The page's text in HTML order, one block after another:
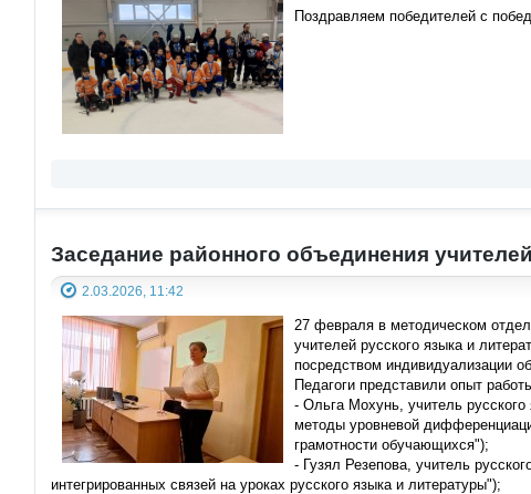
Поздравляем победителей с
Заседание районного объединения
2.03.2026, 11:42
27 февраля в методическом
учителей русского языка и
посредством индивидуализации
Педагоги представили опыт
- Ольга Мохунь, учитель
методы уровневой
грамотности обучающихся");
- Гузял Резепова, учитель
интегрированных связей на уроках русского языка и литературы");